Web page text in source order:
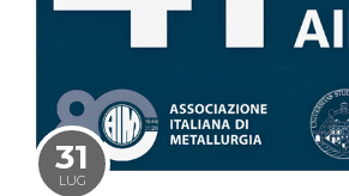
31
LUG